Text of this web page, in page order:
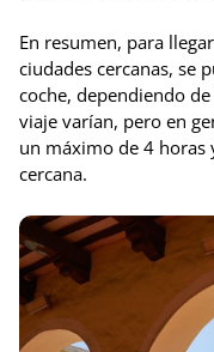
En resumen, para
ciudades cercanas, se
coche, dependiendo
viaje varían, pero en
un máximo de 4 horas
cercana.